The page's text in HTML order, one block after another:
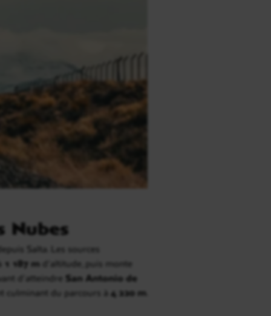
Nubes
Salta. Les sources
1 187 m d’altitude, puis monte
d’atteindre San Antonio de
culminant du parcours à 4 220 m